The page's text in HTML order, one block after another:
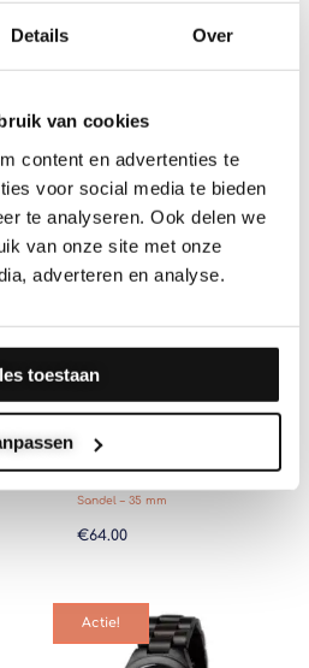
Details Over
van cookies
content en advertenties te
voor social media te bieden
te analyseren. Ook delen we
van onze site met onze
adverteren en analyse.
toestaan
€35.00 - €
Houten Horloge – Toendra –
Sandel – 35 mm
€64.00
Actie!
Oorspronkelijke
prijs
was:
€59.00.
prijs
is:
€49.00.